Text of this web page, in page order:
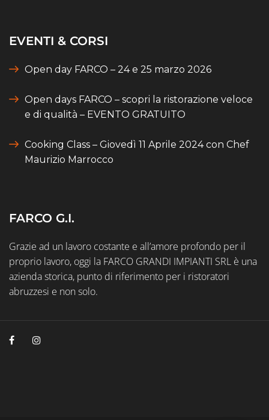
EVENTI & CORSI
Open day FARCO – 24 e 25 marzo 2026
Open days FARCO – scopri la ristorazione veloce
e di qualità – EVENTO GRATUITO
Cooking Class – Giovedì 11 Aprile 2024 con Chef
Maurizio Marrocco
FARCO G.I.
Grazie ad un lavoro costante e all’amore profondo per il
proprio lavoro, oggi la FARCO GRANDI IMPIANTI SRL è una
azienda storica, punto di riferimento per i ristoratori
abruzzesi e non solo.